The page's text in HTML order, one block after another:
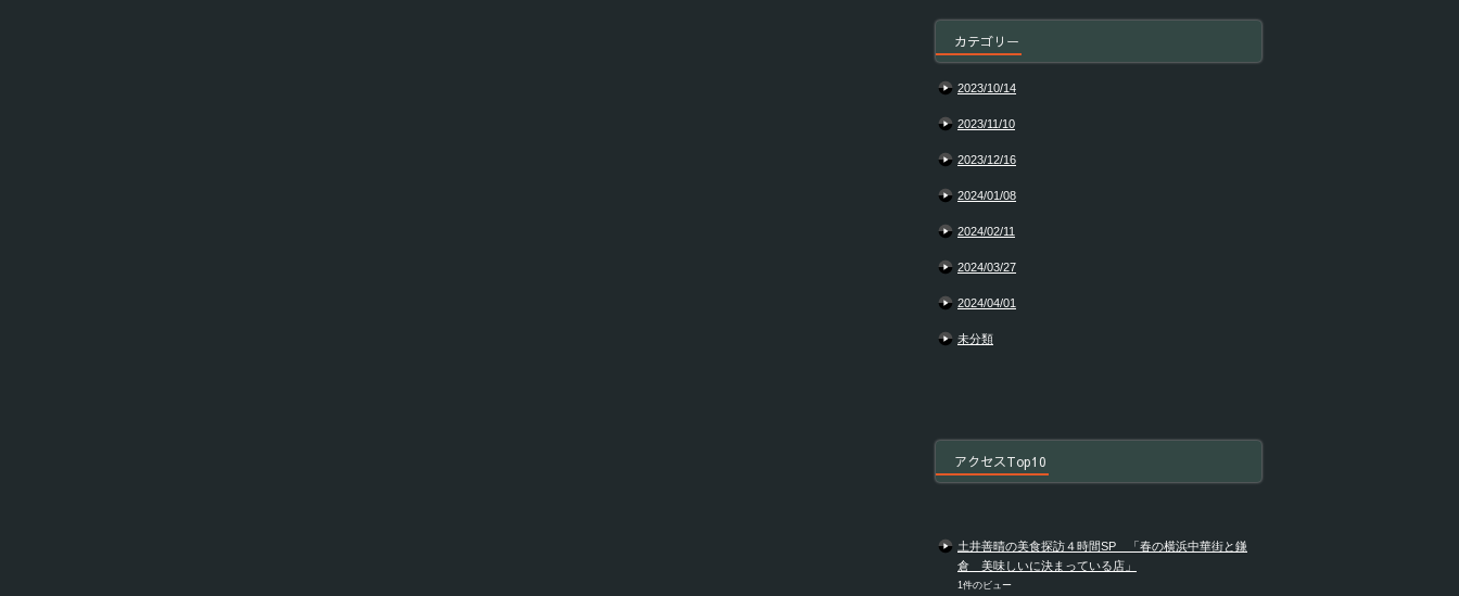
カテゴリー
2023/10/14
2023/11/10
2023/12/16
2024/01/08
2024/02/11
2024/03/27
2024/04/01
未分類
アクセスTop10
土井善晴の美食探訪４時間SP 「春の横浜中華街と鎌
倉 美味しいに決まっている店」
1件のビュー